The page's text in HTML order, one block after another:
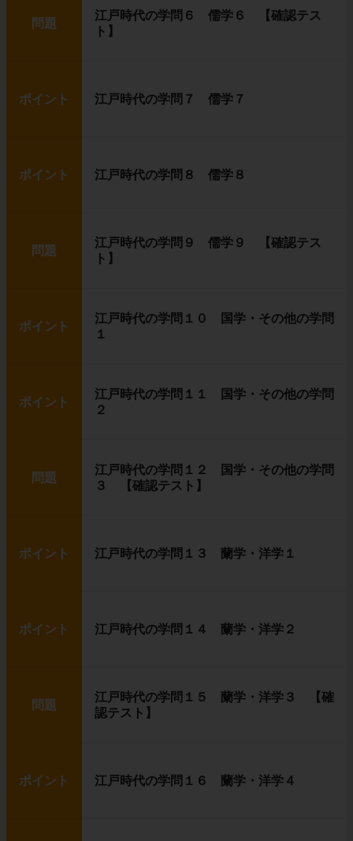
問題
江戸時代の学問６ 儒学６ 【確認テス
ト】
ポイント 江戸時代の学問７ 儒学７
ポイント 江戸時代の学問８ 儒学８
問題
江戸時代の学問９ 儒学９ 【確認テス
ト】
ポイント
江戸時代の学問１０ 国学・その他の学問
１
ポイント
江戸時代の学問１１ 国学・その他の学問
２
問題
江戸時代の学問１２ 国学・その他の学問
３ 【確認テスト】
ポイント 江戸時代の学問１３ 蘭学・洋学１
ポイント 江戸時代の学問１４ 蘭学・洋学２
問題
江戸時代の学問１５ 蘭学・洋学３ 【確
認テスト】
ポイント 江戸時代の学問１６ 蘭学・洋学４